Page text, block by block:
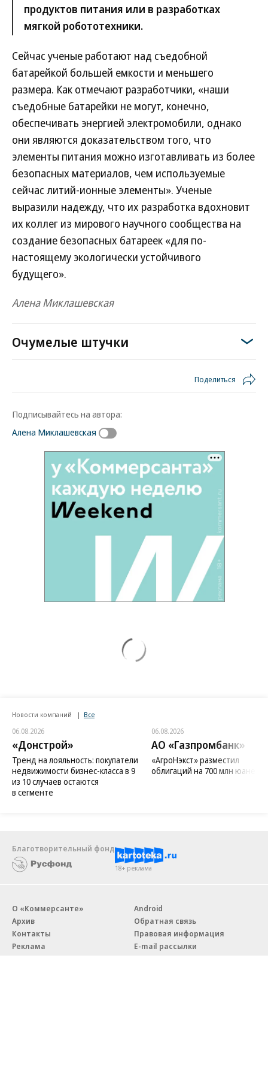
продуктов питания или в разработках
мягкой робототехники.
Сейчас ученые работают над съедобной
батарейкой большей емкости и меньшего
размера. Как отмечают разработчики, «наши
съедобные батарейки не могут, конечно,
обеспечивать энергией электромобили, однако
они являются доказательством того, что
элементы питания можно изготавливать из более
безопасных материалов, чем используемые
сейчас литий-ионные элементы». Ученые
выразили надежду, что их разработка вдохновит
их коллег из мирового научного сообщества на
создание безопасных батареек «для по-
настоящему экологически устойчивого
будущего».
Алена Миклашевская
Очумелые штучки
Поделиться
Подписывайтесь на автора:
Алена Миклашевская
Новости компаний Все
06.08.2026
«Донстрой»
Тренд на лояльность: покупатели
недвижимости бизнес-класса в 9
из 10 случаев остаются
в сегменте
06.08.2026
АО «Газпромбанк»
«АгроНэкст» разместил
облигаций на 700 млн юаней
Благотворительный фонд
18+ реклама
О «Коммерсанте»
Архив
Контакты
Реклама
Android
Обратная связь
Правовая информация
E-mail рассылки